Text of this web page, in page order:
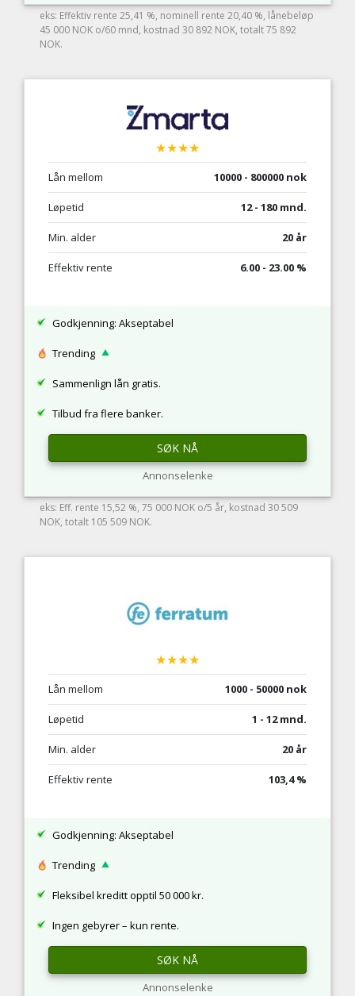
eks: Effektiv rente 25,41 %, nominell rente 20,40 %, lånebeløp
45 000 NOK o/60 mnd, kostnad 30 892 NOK, totalt 75 892
NOK.
★★★★
Lån mellom 10000 - 800000 nok
Løpetid 12 - 180 mnd.
Min. alder 20 år
Effektiv rente 6.00 - 23.00 %
Godkjenning: Akseptabel
Trending
Sammenlign lån gratis.
Tilbud fra flere banker.
SØK NÅ
Annonselenke
eks: Eff. rente 15,52 %, 75 000 NOK o/5 år, kostnad 30 509
NOK, totalt 105 509 NOK.
★★★★
Lån mellom 1000 - 50000 nok
Løpetid 1 - 12 mnd.
Min. alder 20 år
Effektiv rente 103,4 %
Godkjenning: Akseptabel
Trending
Fleksibel kreditt opptil 50 000 kr.
Ingen gebyrer – kun rente.
SØK NÅ
Annonselenke